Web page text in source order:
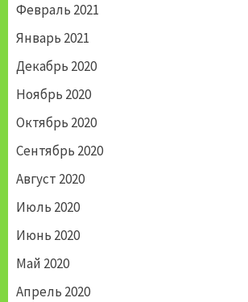
Февраль 2021
Январь 2021
Декабрь 2020
Ноябрь 2020
Октябрь 2020
Сентябрь 2020
Август 2020
Июль 2020
Июнь 2020
Май 2020
Апрель 2020